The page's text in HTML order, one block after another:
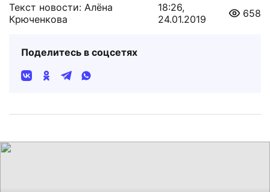
Текст новости: Алёна
Крюченкова
18:26,
24.01.2019
658
Поделитесь в соцсетях